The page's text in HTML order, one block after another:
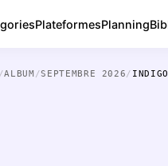
PlateformesPlanning
/ALBUM/SEPTEMBRE 2026/